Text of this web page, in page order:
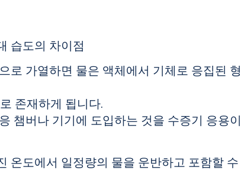
습도의 차이점
로 가열하면 물은 액체에서 기체로 응집된 형
존재하게 됩니다.
챔버나 기기에 도입하는 것을 수증기 응용이
온도에서 일정량의 물을 운반하고 포함할 수